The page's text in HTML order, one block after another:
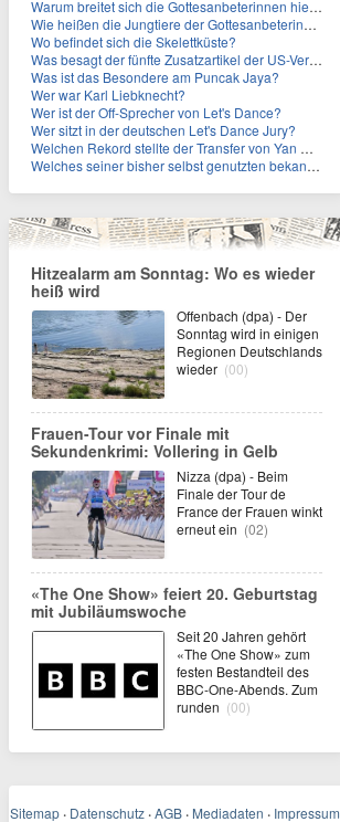
Warum breitet sich die Gottesanbeterinnen hierzulande immer weiter aus?
Wie heißen die Jungtiere der Gottesanbeterinnen?
Wo befindet sich die Skelettküste?
Was besagt der fünfte Zusatzartikel der US-Verfassung, auf den sich Fauci berief?
Was ist das Besondere am Puncak Jaya?
Wer war Karl Liebknecht?
Wer ist der Off-Sprecher von Let's Dance?
Wer sitzt in der deutschen Let's Dance Jury?
Welchen Rekord stellte der Transfer von Yan Diomande zudem auf?
Welches seiner bisher selbst genutzten bekannten Gebäude verpachtet der Vatikan nun?
Hitzealarm am Sonntag: Wo es wieder
heiß wird
Offenbach (dpa) - Der
Sonntag wird in einigen
Regionen Deutschlands
wieder (00)
Frauen-Tour vor Finale mit
Sekundenkrimi: Vollering in Gelb
Nizza (dpa) - Beim
Finale der Tour de
France der Frauen winkt
erneut ein (02)
«The One Show» feiert 20. Geburtstag
mit Jubiläumswoche
Seit 20 Jahren gehört
«The One Show» zum
festen Bestandteil des
BBC-One-Abends. Zum
runden (00)
Sitemap · Datenschutz · AGB · Mediadaten · Impressum